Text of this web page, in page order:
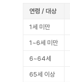
연령 / 대상
1세 미만
1~6세 미만
6~64세
65세 이상